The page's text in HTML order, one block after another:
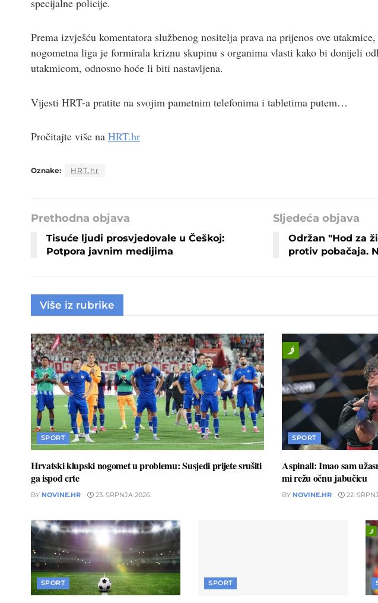
Prema izvješću komentatora službenog nositelja prava na prijenos ove
nogometna liga je formirala kriznu skupinu s organima vlasti kako bi donijeli
utakmicom, odnosno hoće li biti nastavljena.
Vijesti HRT-a pratite na svojim pametnim telefonima i tabletima putem…
Pročitajte više na HRT.hr
Oznake: HRT.hr
Prethodna objava
Tisuće ljudi prosvjedovale u Češkoj:
Potpora javnim medijima
Sljedeća objava
Održan "Hod za
protiv pobačaja.
Više iz rubrike
SPORT
Hrvatski klupski nogomet u problemu: Susjedi prijete srušiti
ga ispod crte
BY NOVINE.HR 23. SRPNJA 2026.
SPORT
Aspinall: Imao sam
mi režu očnu jabučicu
BY NOVINE.HR 22.
SPORT SPORT